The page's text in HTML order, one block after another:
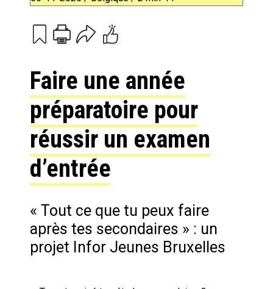
PrintEmail
Faire une année
préparatoire pour
réussir un examen
d’entrée
« Tout ce que tu peux faire
après tes secondaires » : un
projet Infor Jeunes Bruxelles